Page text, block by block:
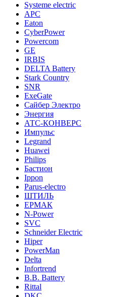
Systeme electric
APC
Eaton
CyberPower
Powercom
GE
IRBIS
DELTA Battery
Stark Country
SNR
ExeGate
Сайбер Электро
Энергия
АТС-КОНВЕРС
Импульс
Legrand
Huawei
Philips
Бастион
Ippon
Parus-electro
ШТИЛЬ
ЕРМАК
N-Power
SVC
Schneider Electric
Hiper
PowerMan
Delta
Infortrend
B.B. Battery
Rittal